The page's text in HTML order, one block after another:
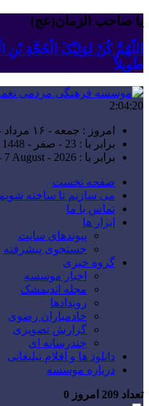
یا صاحب الزمان(عج)
اللّهُمَّ کُنْ لِوَلِیِّکَ الْحُجَّةِ
طَویلاً
2:04:21
امروز : جمعه - ۱۶ مرداد - ۱۴۰۵
برابر با : 23 - صفر - 1448
برابر با : Friday - 7 August - 2026
صفحه نخست
می سازیم تا ساخته شویم
تماس با ما
ابزار ها
پیوندهای سایت
جستجوی پیشرفته
گروه خبری
اخبار موسسه
مجله اندیمشک
رویدادها
خادمیاران رضوی
گزارش تصویری
چندرسانه ای
دانلود ها و اقلام تبلیغاتی
درباره موسسه
تعداد امروز 0